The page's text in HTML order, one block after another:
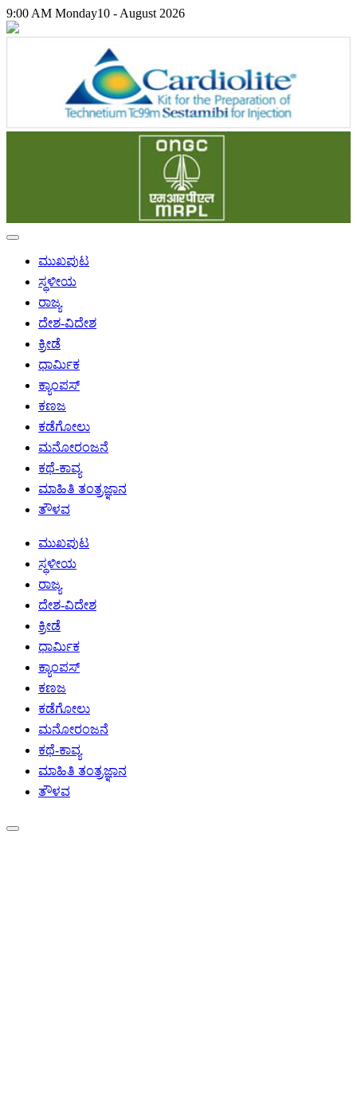
9:00 AM Monday10 - August 2026
ಮುಖಪುಟ
ಸ್ಥಳೀಯ
ರಾಜ್ಯ
ದೇಶ-ವಿದೇಶ
ಕ್ರೀಡೆ
ಧಾರ್ಮಿಕ
ಕ್ಯಾಂಪಸ್
ಕಣಜ
ಕಡೆಗೋಲು
ಮನೋರಂಜನೆ
ಕಥೆ-ಕಾವ್ಯ
ಮಾಹಿತಿ ತಂತ್ರಜ್ಞಾನ
ತೌಳವ
ಮುಖಪುಟ
ಸ್ಥಳೀಯ
ರಾಜ್ಯ
ದೇಶ-ವಿದೇಶ
ಕ್ರೀಡೆ
ಧಾರ್ಮಿಕ
ಕ್ಯಾಂಪಸ್
ಕಣಜ
ಕಡೆಗೋಲು
ಮನೋರಂಜನೆ
ಕಥೆ-ಕಾವ್ಯ
ಮಾಹಿತಿ ತಂತ್ರಜ್ಞಾನ
ತೌಳವ